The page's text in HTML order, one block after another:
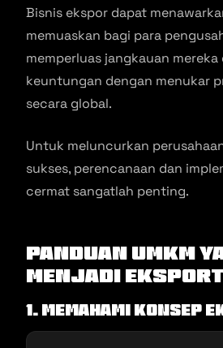
Bisnis ekspor dapat
memuaskan bagi para
memperluas jangkauan
keuntungan dengan menukar
secara global.
Untuk meluncurkan
sukses, perencanaan dan
cermat sangatlah penting.
Panduan UMKM
Menjadi
1. Memahami Konsep